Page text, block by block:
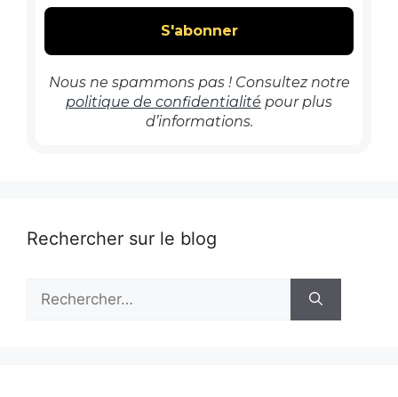
Nous ne spammons pas ! Consultez notre
politique de confidentialité pour plus
d’informations.
Rechercher sur le blog
Rechercher :